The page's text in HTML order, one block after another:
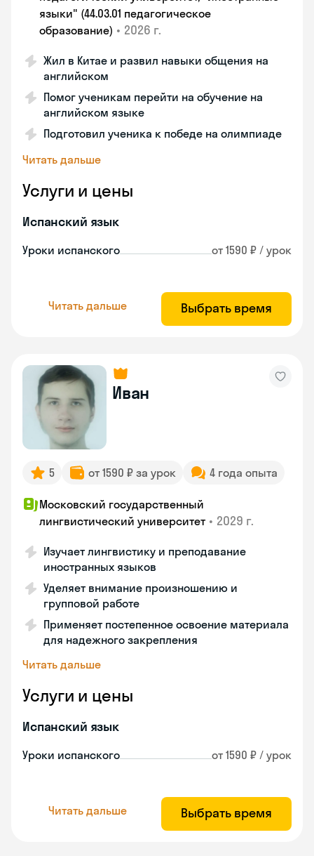
языки" (44.03.01 педагогическое
образование) • 2026 г.
Жил в Китае и развил навыки общения на
английском
Помог ученикам перейти на обучение на
английском языке
Подготовил ученика к победе на олимпиаде
Читать дальше
Услуги и цены
Испанский язык
Уроки испанского от 1590 ₽ / урок
Читать дальше Выбрать время
Иван
5 от 1590 ₽ за урок 4 года опыта
Московский государственный
лингвистический университет • 2029 г.
Изучает лингвистику и преподавание
иностранных языков
Уделяет внимание произношению и
групповой работе
Применяет постепенное освоение материала
для надежного закрепления
Читать дальше
Услуги и цены
Испанский язык
Уроки испанского от 1590 ₽ / урок
Читать дальше Выбрать время